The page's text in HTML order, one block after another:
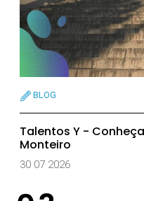
BLOG
Talentos Y -
Monteiro
30 07 2026